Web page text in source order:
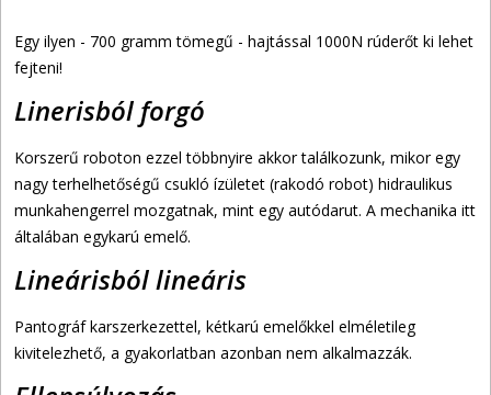
Egy ilyen - 700 gramm tömegű - hajtással 1000N rúderőt ki lehet
fejteni!
Linerisból forgó
Korszerű roboton ezzel többnyire akkor találkozunk, mikor egy
nagy terhelhetőségű csukló ízületet (rakodó robot) hidraulikus
munkahengerrel mozgatnak, mint egy autódarut. A mechanika itt
általában egykarú emelő.
Lineárisból lineáris
Pantográf karszerkezettel, kétkarú emelőkkel elméletileg
kivitelezhető, a gyakorlatban azonban nem alkalmazzák.